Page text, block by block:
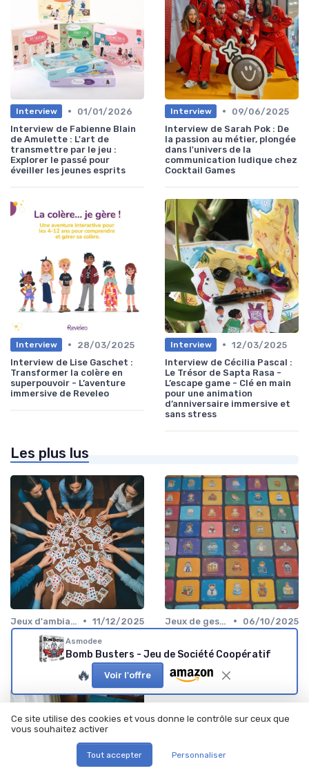
Interview •
01/01/2026
Interview de Fabienne Blain
de Amulette : L'art de
transmettre par le jeu :
Explorer le passé pour
éveiller les jeunes esprits
Interview •
09/06/2025
Interview de Sarah Pok : De
la passion au métier, plongée
dans l'univers de la
communication ludique chez
Cocktail Games
Interview •
28/03/2025
Interview de Lise Gaschet :
Transformer la colère en
superpouvoir - L’aventure
immersive de Reveleo
Interview • 12/03/2025
Interview de Cécilia Pascal :
Le Trésor de Sapta Rasa -
L’escape game - Clé en main
pour une animation
d’anniversaire immersive et
sans stress
Les plus lus
Jeux d'ambiance • 11/12/2025
Imprimez vos propres cartes
Time Up pour des parties
inoubliables
Jeux de gestion de ressources •
06/10/2025
sensibiliser au harcèlement
scolaire
Asmodee
Bomb Busters - Jeu de Société Coopératif
🔥 Voir l'offre
Ce site utilise des cookies et vous donne le contrôle sur ceux que
vous souhaitez activer
Tout accepter Personnaliser